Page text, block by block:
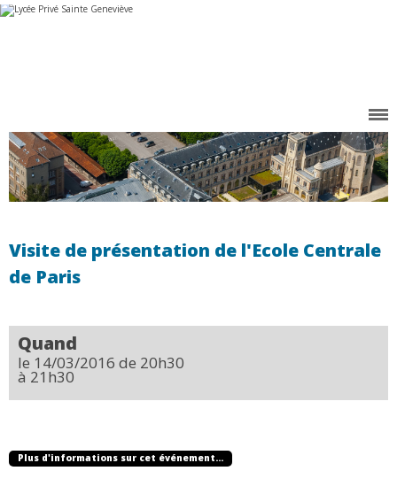
Aller
au
Outils
personnels
Visite de présentation de l'Ecole Centrale
de Paris
Quand
le 14/03/2016 de 20h30
à 21h30
Plus d'informations sur cet événement…